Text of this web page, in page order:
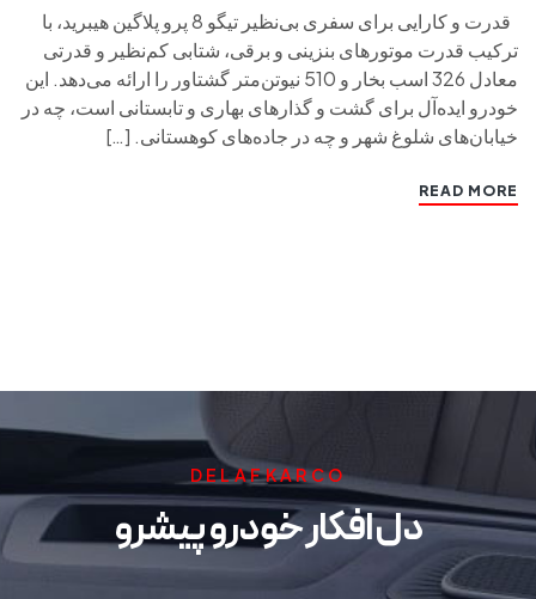
قدرت و کارایی برای سفری بی‌نظیر تیگو 8 پرو پلاگین هیبرید، با
ترکیب قدرت موتورهای بنزینی و برقی، شتابی کم‌نظیر و قدرتی
معادل 326 اسب بخار و 510 نیوتن‌متر گشتاور را ارائه می‌دهد. این
خودرو ایده‌آل برای گشت و گذارهای بهاری و تابستانی است، چه در
خیابان‌های شلوغ شهر و چه در جاده‌های کوهستانی. […]
READ MORE
DELAFKARCO
دل افکار خودرو پیشرو